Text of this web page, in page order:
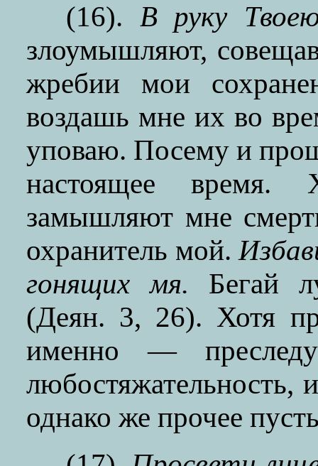
(16). В руку
злоумышляют,
жребии мои
воздашь мне их во
уповаю. Посему и
настоящее время.
замышляют мне
охранитель мой.
гонящих мя. Бегай
(Деян. 3, 26). Хотя
именно —
любостяжательность,
однако же прочее